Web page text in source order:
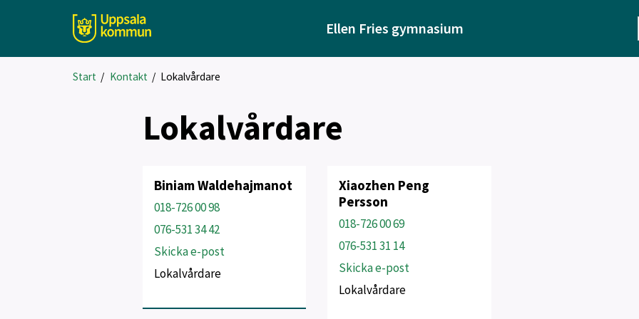
Ellen Fries gymnasium
Start / Kontakt/ Lokalvårdare
Lokalvårdare
Biniam Waldehajmanot
018-726 00 98
076-531 34 42
Skicka e-post
Lokalvårdare
Xiaozhen Peng
Persson
018-726 00 69
076-531 31 14
Skicka e-post
Lokalvårdare